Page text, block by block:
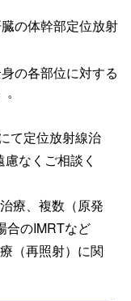
の体幹部定位放射
の各部位に対する
て定位放射線治
なくご相談く
療、複数（原発
合のIMRTなど
（再照射）に関